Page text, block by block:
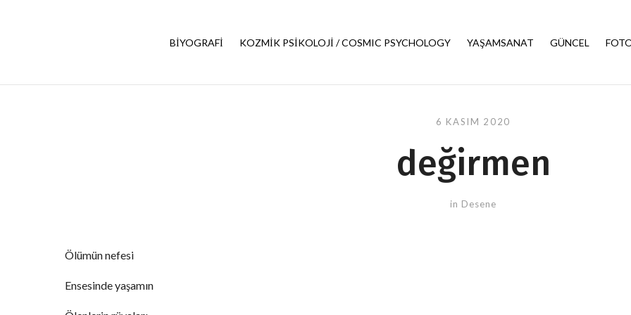
BIYOGRAFI KOZMIK PSIKOLOJI / COSMIC PSYCHOLOGY YAŞAMSANAT GÜNCEL
6 KASIM 2020
değirmen
in Desene
Ölümün nefesi
Ensesinde yaşamın